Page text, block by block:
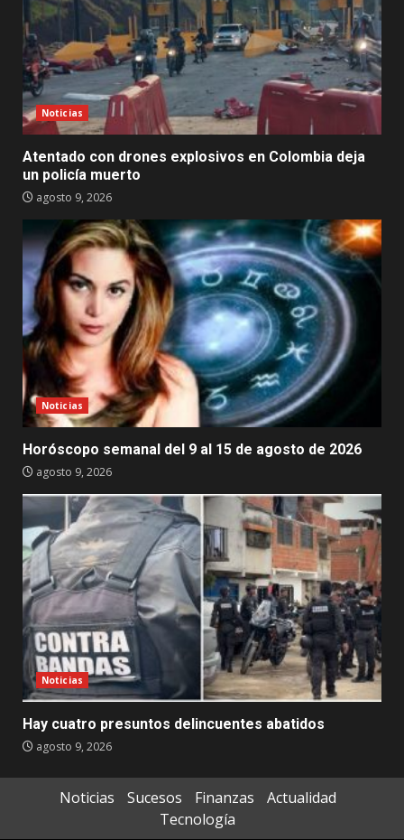
Noticias
Atentado con drones explosivos en Colombia deja
un policía muerto
agosto 9, 2026
Noticias
Horóscopo semanal del 9 al 15 de agosto de 2026
agosto 9, 2026
Noticias
Hay cuatro presuntos delincuentes abatidos
agosto 9, 2026
Noticias Sucesos Finanzas
Actualidad
Tecnología